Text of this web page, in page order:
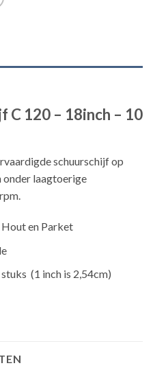
C 120 – 18inch – 10
schuurschijf op
onder laagtoerige
Hout en Parket
(1 inch is 2,54cm)